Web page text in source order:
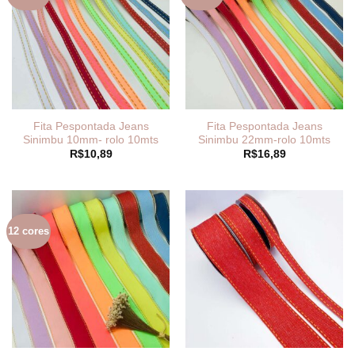
Fita Pespontada Jeans
Sinimbu 10mm- rolo 10mts
R$10,89
Fita Pespontada Jeans
Sinimbu 22mm-rolo 10mts
R$16,89
12 cores